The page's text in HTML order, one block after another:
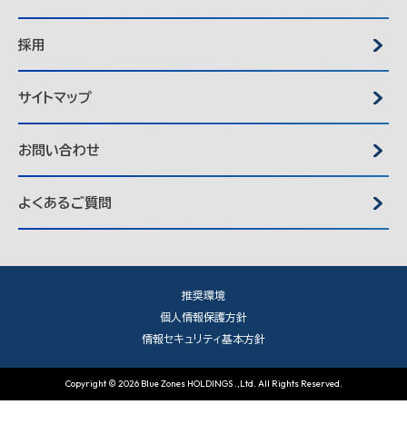
採用
サイトマップ
お問い合わせ
よくあるご質問
推奨環境
個人情報保護方針
情報セキュリティ基本方針
Copyright © 2026 Blue Zones HOLDINGS .,Ltd. All Rights Reserved.